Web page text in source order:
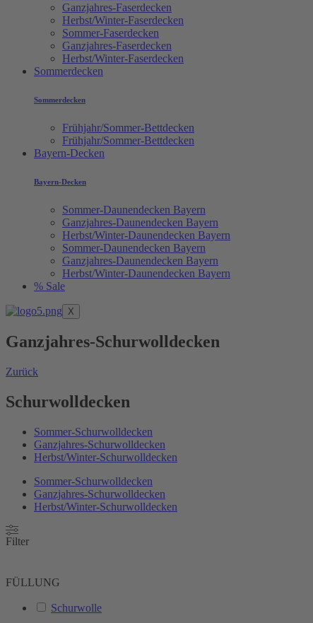
Ganzjahres-Faserdecken
Herbst/Winter-Faserdecken
Sommer-Faserdecken
Ganzjahres-Faserdecken
Herbst/Winter-Faserdecken
Sommerdecken
Sommerdecken
Frühjahr/Sommer-Bettdecken
Frühjahr/Sommer-Bettdecken
Bayern-Decken
Bayern-Decken
Sommer-Daunendecken Bayern
Ganzjahres-Daunendecken Bayern
Herbst/Winter-Daunendecken Bayern
Sommer-Daunendecken Bayern
Ganzjahres-Daunendecken Bayern
Herbst/Winter-Daunendecken Bayern
% Sale
X
Ganzjahres-Schurwolldecken
Zurück
Schurwolldecken
Sommer-Schurwolldecken
Ganzjahres-Schurwolldecken
Herbst/Winter-Schurwolldecken
Sommer-Schurwolldecken
Ganzjahres-Schurwolldecken
Herbst/Winter-Schurwolldecken
Filter
FÜLLUNG
Schurwolle